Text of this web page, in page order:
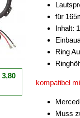
3,80
für
Inhalt:
Ring
kompatibel
Muss